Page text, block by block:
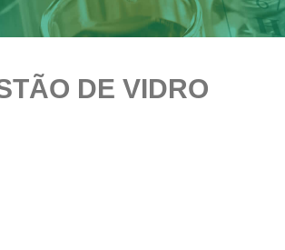
DE VIDRO